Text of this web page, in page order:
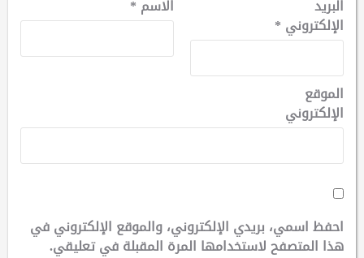
الاسم * البريد
الإلكتروني *
الموقع
الإلكتروني
احفظ اسمي، بريدي الإلكتروني، والموقع الإلكتروني في
هذا المتصفح لاستخدامها المرة المقبلة في تعليقي.